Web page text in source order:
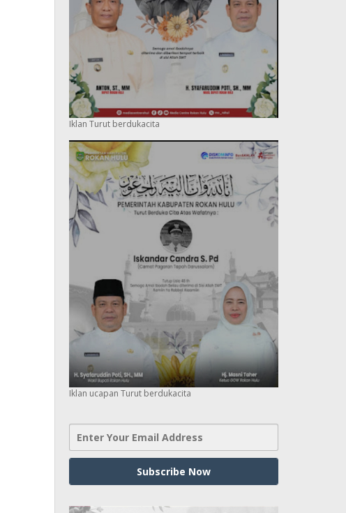
Iklan Turut berdukacita
Iklan ucapan Turut berdukacita